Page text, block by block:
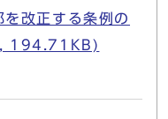
改正する条例の
, 194.71KB)